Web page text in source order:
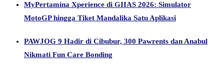
MyPertamina Xperience di GIIAS 2026: Simulator
MotoGP hingga Tiket Mandalika Satu Aplikasi
PAWJOG 9 Hadir di Cibubur, 300 Pawrents dan Anabul
Nikmati Fun Care Bonding